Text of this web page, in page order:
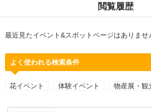
閲覧履歴
最近見たイベント&スポットページはありませ
よく使われる検索条件
花イベント 体験イベント 物産展・観